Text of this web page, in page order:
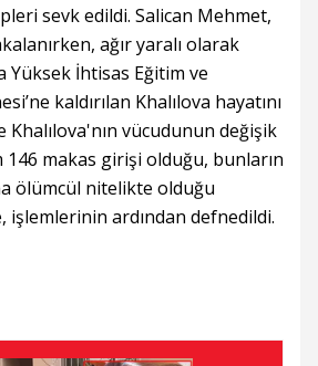
sevk edildi. Salican Mehmet,
ağır yaralı olarak
Yüksek İhtisas Eğitim ve
kaldırılan Khalılova hayatını
Khalılova'nın vücudunun değişik
makas girişi olduğu, bunların
ölümcül nitelikte olduğu
işlemlerinin ardından defnedildi.